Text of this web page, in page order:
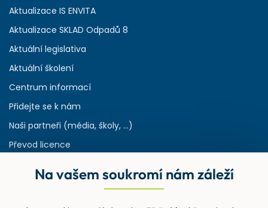
Aktualizace IS ENVITA
Aktualizace SKLAD Odpadů 8
Aktuální legislativa
Aktuální školení
Centrum informací
Přidejte se k nám
Naši partneři (média, školy, ...)
Převod licence
Rejstřík používaných zkratek v odpadech
Na vašem soukromí nám záleží